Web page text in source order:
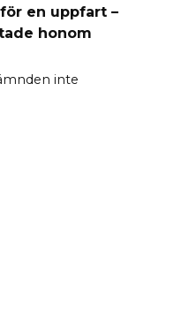
en uppfart –
honom
inte